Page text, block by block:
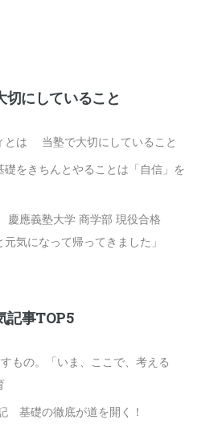
にしていること
とは 当塾で大切にしていること
をきちんとやることは「自信」を
慶應義塾大学 商学部 現役合格
元気になって帰ってきました」
記事TOP5
もの。「いま、ここで、考える
基礎の徹底が道を開く！